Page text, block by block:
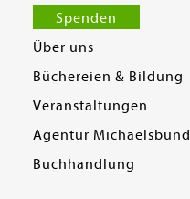
Spenden
Über uns
Büchereien & Bildung
Veranstaltungen
Agentur Michaelsbund
Buchhandlung